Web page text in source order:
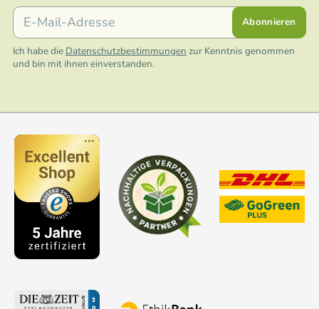
E-Mail
Abonnieren
Ich habe die Datenschutzbestimmungen zur Kenntnis genommen
und bin mit ihnen einverstanden.